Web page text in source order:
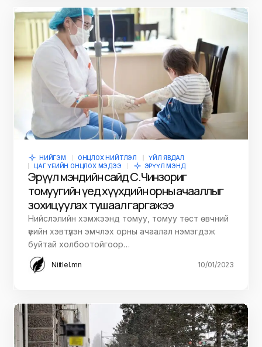
НИЙГЭМ ОНЦЛОХ НИЙТЛЭЛ
ҮЙЛ ЯВДАЛ
ЦАГ ҮЕИЙН ОНЦЛОХ МЭДЭЭ
ЭРҮҮЛ МЭНД
Эрүүл мэндийн сайд С.Чинзориг
томуугийн үед хүүхдийн орны ачааллыг
зохицуулах тушаал гаргажээ
Нийслэлийн хэмжээнд томуу, томуу төст өвчний
үеийн хэвтүүлэн эмчлэх орны ачаалал нэмэгдэж
буйтай холбоотойгоор…
Niitlel.mn 10/01/2023